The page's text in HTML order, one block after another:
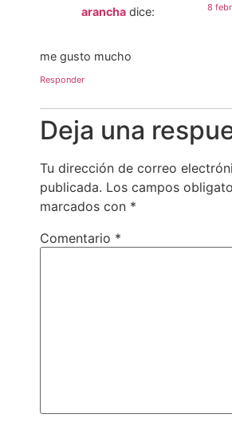
arancha dice: 8
me gusto mucho
Responder
Deja una
Tu dirección de correo
publicada. Los campos
marcados con *
Comentario *